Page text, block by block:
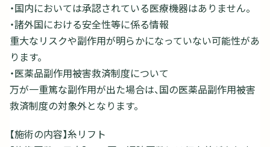
・国内においては承認されている医療機器はありません。
・諸外国における安全性等に係る情報
重大なリスクや副作用が明らかになっていない可能性があ
ります。
・医薬品副作用被害救済制度について
万が一重篤な副作用が出た場合は、国の医薬品副作用被害
救済制度の対象外となります。
【施術の内容】糸リフト